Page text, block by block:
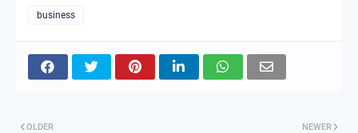
business
NEWER
OLDER